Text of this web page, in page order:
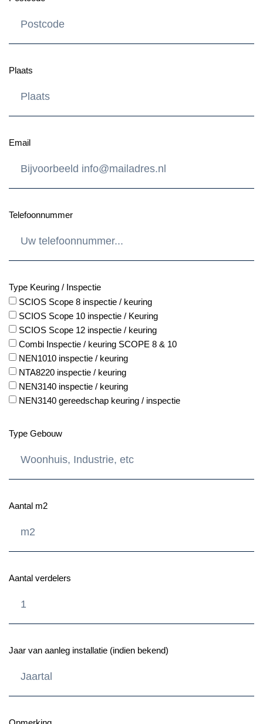
Plaats
Email
Telefoonnummer
Type Keuring / Inspectie
SCIOS Scope 8 inspectie / keuring
SCIOS Scope 10 inspectie / Keuring
SCIOS Scope 12 inspectie / keuring
Combi Inspectie / keuring SCOPE 8 & 10
NEN1010 inspectie / keuring
NTA8220 inspectie / keuring
NEN3140 inspectie / keuring
NEN3140 gereedschap keuring / inspectie
Type Gebouw
Aantal m2
Aantal verdelers
Jaar van aanleg installatie (indien bekend)